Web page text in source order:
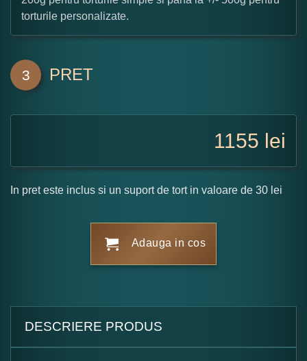
torturile personalizate.
3 PRET
1155 lei
In pret este inclus si un suport de tort in valoare de 30 lei
Adauga in cos
DESCRIERE PRODUS